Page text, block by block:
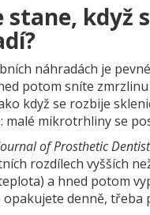
stane, když
náhradách je
potom sníte
když se rozbije
malé mikrotrhliny se
of Prosthetic
rozdílech vyšších
a hned potom
opakujete denně, třeba